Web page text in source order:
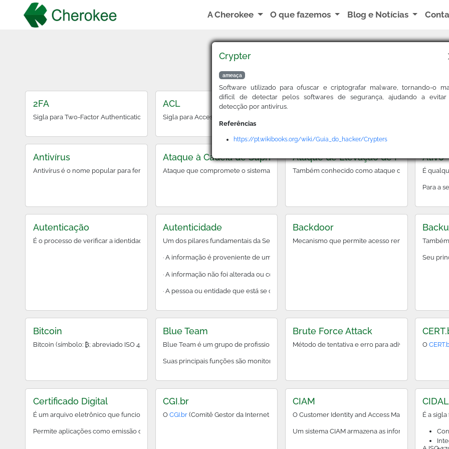
A Cherokee O que fazemos Blog e Notícias
2FA
Sigla para Two-Factor Authentication, é um método de verificação que requer duas formas de identificação (como senha e código
ACL
Sigla para Access Control List, a lista de permissões que define quais usuários ou sistemas
Software indesejado que exibe anúncios noÉ um
Antivírus
Antivírus é o nome popular para ferramentas antimalware, que atuam sobre diversos tipos de códigos maliciosos – e não
Ataque à Cadeia de Suprimentos (Supply Chain Attack)
Ataque que compromete o sistema de uma organização ao explorar vulnerabilidades em
Ataque de Elevação de Privilégios
Também conhecido como ataque de escalação
Ativo
É
Para a
Autenticação
É o processo de verificar a identidade de alguém ou algo. A autenticação geralmente ocorre solicitando uma senha, um token ou
Autenticidade
Um dos pilares fundamentais da Segurança da Informação. Garante que a origem e a
· A informação é proveniente de uma fonte legítima e confiável;
· A informação não foi alterada ou corrompida durante a transmissão;
· A pessoa ou entidade que está se comunicando é quem ela diz ser.
Backdoor
Mecanismo que permite acesso remoto e não
Seu
Bitcoin
Bitcoin (símbolo: ₿; abreviado ISO 4217: BTC ou XBT) é uma criptomoeda descentralizada e de código aberto – um dinheiro
Blue Team
Blue Team é um grupo de profissionais especializados na defesa de sistemas de
Suas principais funções são monitorar continuamente redes e sistemas, realizar testes para
Brute Force Attack
Método de tentativa e erro para adivinhar senhas
O
Certificado Digital
É um arquivo eletrônico que funciona como uma carteira de identidade virtual, que contém dados sobre a entidade para a qual foi
Permite aplicações como emissão de notas fiscais eletrônicas, assinatura de e-mails e documentos de forma digital, com a mesma
CGI.br
O CGI.br(Comitê Gestor da Internet no Brasil) define diretrizes para o uso da Internet no país,
CIAM
O Customer Identity and Access Management
Um sistema CIAM armazena as informações de
CIDAL
É a
Crypter
ameaça
Software utilizado para ofuscar e criptografar malware, tornando-o
difícil de detectar pelos softwares de segurança, ajudando a evitar
detecção por antivírus.
Referências
https://pt.wikibooks.org/wiki/Guia_do_hacker/Crypters